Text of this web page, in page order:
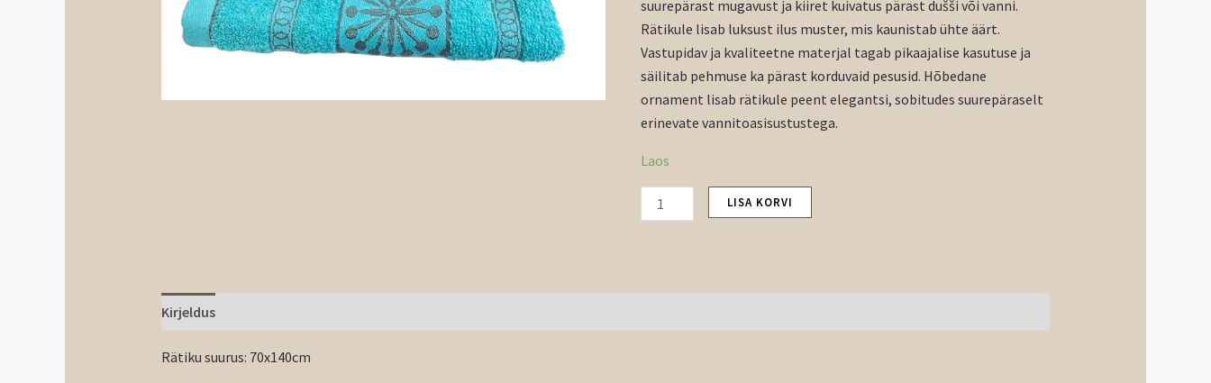
suurepärast mugavust ja kiiret kuivatus pärast dušši või vanni.
Rätikule lisab luksust ilus muster, mis kaunistab ühte äärt.
Vastupidav ja kvaliteetne materjal tagab pikaajalise kasutuse ja
säilitab pehmuse ka pärast korduvaid pesusid. Hõbedane
ornament lisab rätikule peent elegantsi, sobitudes suurepäraselt
erinevate vannitoasisustustega.
Laos
LISA KORVI
Kirjeldus
Rätiku suurus: 70x140cm